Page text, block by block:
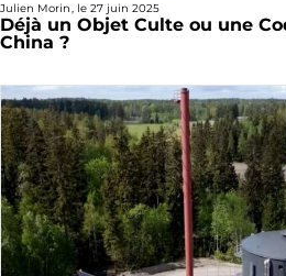
Julien Morin, le 27 juin 2025
Déjà un Objet Culte ou une
China ?